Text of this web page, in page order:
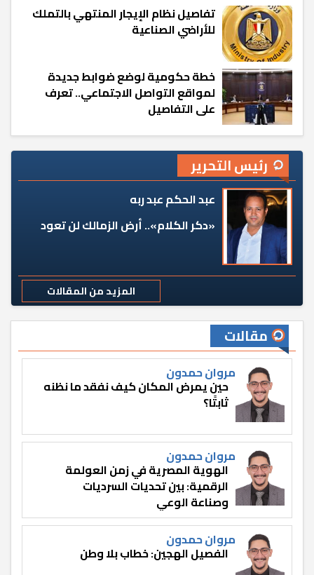
تفاصيل نظام الإيجار المنتهي بالتملك
للأراضي الصناعية
خطة حكومية لوضع ضوابط جديدة
لمواقع التواصل الاجتماعي.. تعرف
على التفاصيل
رئيس التحرير
عبد الحكم عبد ربه
«دكر الكلام».. أرض الزمالك لن تعود
المزيد من المقالات
مقالات
مروان حمدون
حين يمرض المكان كيف نفقد ما نظنه
ثابتًا؟
مروان حمدون
الهوية المصرية في زمن العولمة
الرقمية: بين تحديات السرديات
وصناعة الوعي
مروان حمدون
الفصيل الهجين: خطاب بلا وطن